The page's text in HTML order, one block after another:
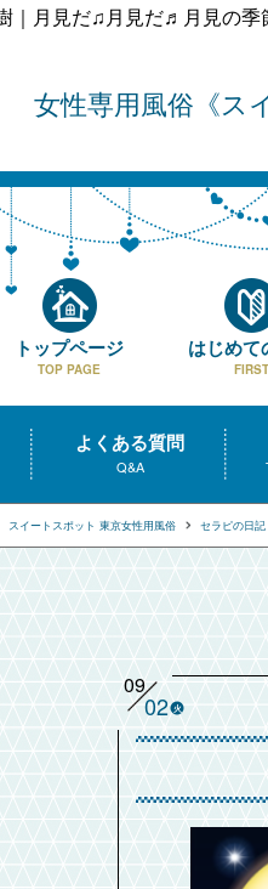
｜月見だ♫月見だ♬月見の季
女性専用風俗 ス
トップページ
TOP PAGE
はじめて
FIRST
よくある質問
Q&A
スイートスポット 東京女性用風俗 セラピの日記
09
02 火